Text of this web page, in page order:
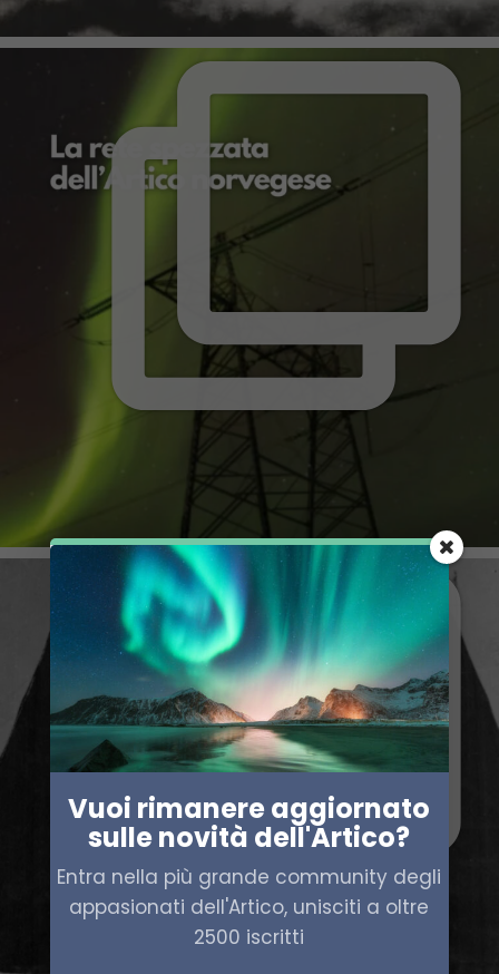
Vuoi rimanere aggiornato
sulle novità dell'Artico?
Entra nella più grande community degli
appasionati dell'Artico, unisciti a oltre
2500 iscritti